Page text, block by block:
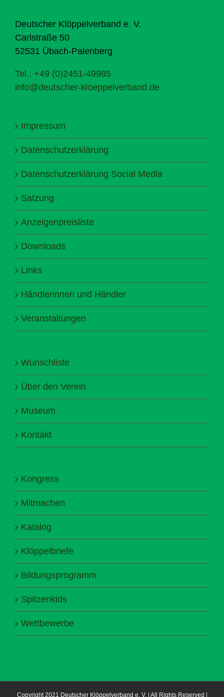
Deutscher Klöppelverband e. V.
Carlstraße 50
52531 Übach-Palenberg
Tel.: +49 (0)2451-49985
info@deutscher-kloeppelverband.de
Impressum
Datenschutzerklärung
Datenschutzerklärung Social Media
Satzung
Anzeigenpreisliste
Downloads
Links
Händlerinnen und Händler
Veranstaltungen
Wunschliste
Über den Verein
Museum
Kontakt
Kongress
Mitmachen
Katalog
Klöppelbriefe
Bildungsprogramm
Spitzenkids
Wettbewerbe
Copyright 2021 Deutscher Klöppelverband e. V. | All Rights Reserved |